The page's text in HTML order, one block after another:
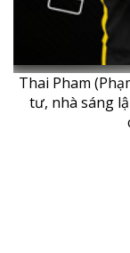
Thai Pham
tư, nhà sáng